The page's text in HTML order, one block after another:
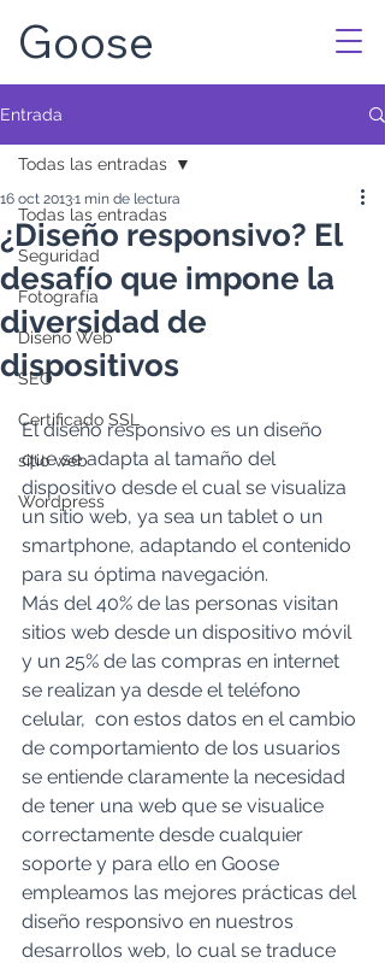
Goose
Entrada
Todas las entradas
Seguridad
Fotografía
Diseño Web
SEO
Certificado SSL
sitio web
Wordpress
Todas las entradas
¿Diseño responsivo? El
desafío que impone la
diversidad de
dispositivos
16 oct 20131 min de lectura
El diseño responsivo es un diseño
que se adapta al tamaño del
dispositivo desde el cual se visualiza
un sitio web, ya sea un tablet o un
smartphone, adaptando el contenido
para su óptima navegación.
Más del 40% de las personas visitan
sitios web desde un dispositivo móvil
y un 25% de las compras en internet
se realizan ya desde el teléfono
celular,  con estos datos en el cambio
de comportamiento de los usuarios
se entiende claramente la necesidad
de tener una web que se visualice
correctamente desde cualquier
soporte y para ello en Goose
empleamos las mejores prácticas del
diseño responsivo en nuestros
desarrollos web, lo cual se traduce